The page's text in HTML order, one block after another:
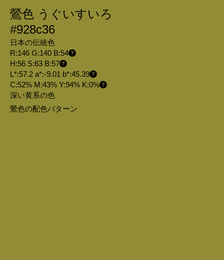
鶯色 うぐいすいろ
#928c36
日本の伝統色
R:146 G:140 B:54
H:56 S:63 B:57
L*:57.2 a*:-9.01 b*:45.39
C:52% M:43% Y:94% K:0%
深い黄系の色
鶯色の配色パターン